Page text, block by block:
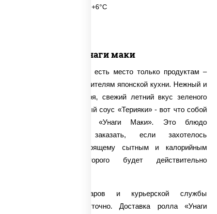
6 часов при t° от +2°C до +6°C
Унаги маки
В ролле «Унаги Маки» есть место только продуктам –
классическим представителям японской кухни. Нежный и
уточненный аромат угря, свежий летний вкус зеленого
огурчика и традиционный соус «Терияки» - вот что собой
представляют роллы «Унаги Маки». Это блюдо
непременно стоит заказать, если захотелось
полакомиться по-настоящему сытным и калорийным
блюдом, вкус которого будет действительно
Работа наших поваров и курьерской службы
организована круглосуточно. Доставка ролла «Унаги